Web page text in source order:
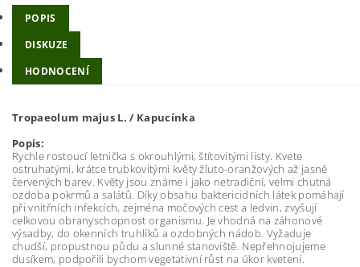
POPIS
DISKUZE
HODNOCENÍ
Tropaeolum majus L. / Kapucínka
Popis:
Rychle rostoucí letnička s okrouhlými, štítovitými listy. Kvete
ostruhatými, krátce trubkovitými květy žluto-oranžových až jasně
červených barev. Květy jsou známe i jako netradiční, velmi chutná
ozdoba pokrmů a salátů. Díky obsahu baktericidních látek pomáhají
při vnitřních infekcích, zejména močových cest a ledvin, zvyšují
celkovou obranyschopnost organismu. Je vhodná na záhonové
výsadby, do okenních truhlíků a ozdobných nádob. Vyžaduje
chudší, propustnou půdu a slunné stanoviště. Nepřehnojujeme
dusíkem, podpořili bychom vegetativní růst na úkor kvetení.